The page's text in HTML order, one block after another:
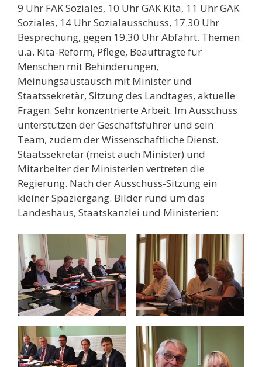
9 Uhr FAK Soziales, 10 Uhr GAK Kita, 11 Uhr GAK
Soziales, 14 Uhr Sozialausschuss, 17.30 Uhr
Besprechung, gegen 19.30 Uhr Abfahrt. Themen
u.a. Kita-Reform, Pflege, Beauftragte für
Menschen mit Behinderungen,
Meinungsaustausch mit Minister und
Staatssekretär, Sitzung des Landtages, aktuelle
Fragen. Sehr konzentrierte Arbeit. Im Ausschuss
unterstützen der Geschäftsführer und sein
Team, zudem der Wissenschaftliche Dienst.
Staatssekretär (meist auch Minister) und
Mitarbeiter der Ministerien vertreten die
Regierung. Nach der Ausschuss-Sitzung ein
kleiner Spaziergang. Bilder rund um das
Landeshaus, Staatskanzlei und Ministerien: